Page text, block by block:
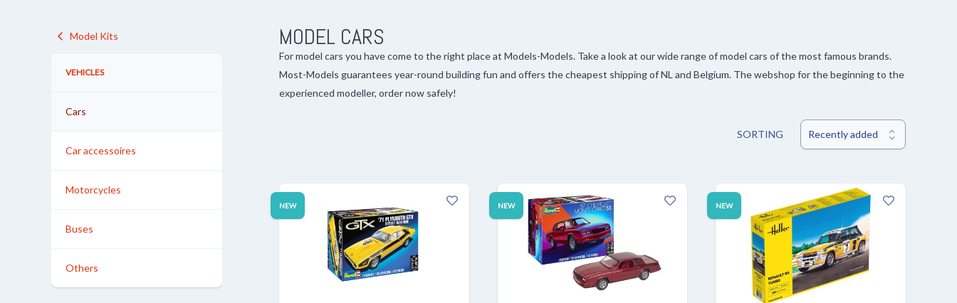
Model Kits
VEHICLES
Cars
Car accessoires
Motorcycles
Buses
Others
MODEL CARS
For model cars you have come to the right place at Models-Models. Take a look at our wide range of model cars of the most famous brands.
Most-Models guarantees year-round building fun and offers the cheapest shipping of NL and Belgium. The webshop for the beginning to the
experienced modeller, order now safely!
SORTING
NEW NEW NEW